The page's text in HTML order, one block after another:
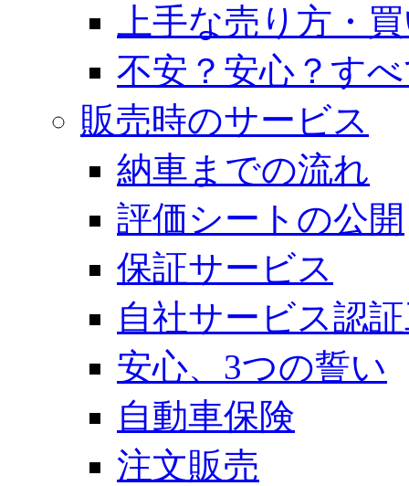
上手な売り方・
不安？安心？す
販売時のサービス
納車までの流れ
評価シートの公開
保証サービス
自社サービス認
安心、3つの誓い
自動車保険
注文販売